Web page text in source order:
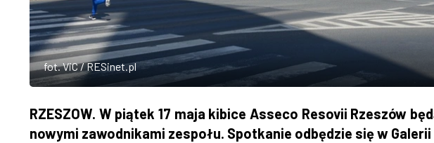
fot. ViC / RESinet.pl
RZESZOW. W piątek 17 maja kibice Asseco Resovii Rzeszów
nowymi zawodnikami zespołu. Spotkanie odbędzie się w Galerii